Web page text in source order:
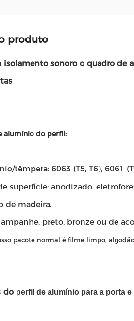
produto
isolamento sonoro o quadro
alumínio do perfil:
têmpera: 6063 (T5, T6), 6061
superfície: anodizado,
de madeira.
preto, bronze ou de
pacote normal é filme limpo,
do perfil de alumínio para a porta e